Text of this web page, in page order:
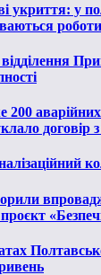
укриття: у
роботи
200
договір